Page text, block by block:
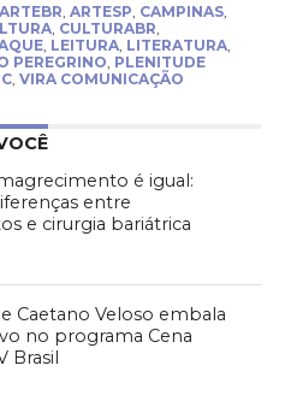
ARTEBR ARTESP CAMPINAS,
, CULTURABR
, LEITURA, LITERATURA,
PEREGRINO PLENITUDE
, VIRA COMUNICAÇÃO
é igual:
entre
e cirurgia bariátrica
Caetano Veloso embala
no programa Cena
Brasil